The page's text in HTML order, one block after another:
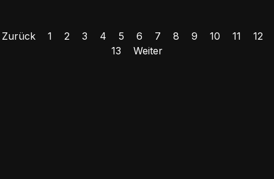
Zurück 1 2 3 4 5 6 7 8 9 10 11
12
13
Weiter